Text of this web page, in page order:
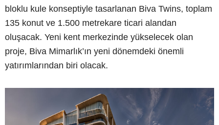
bloklu kule konseptiyle tasarlanan Biva Twins, toplam
135 konut ve 1.500 metrekare ticari alandan
oluşacak. Yeni kent merkezinde yükselecek olan
proje, Biva Mimarlık’ın yeni dönemdeki önemli
yatırımlarından biri olacak.